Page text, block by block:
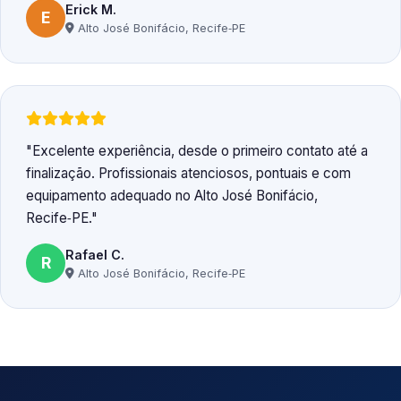
E Erick M.
Alto José Bonifácio, Recife‑PE
Excelente experiência, desde o primeiro contato até a
finalização. Profissionais atenciosos, pontuais e com
equipamento adequado no Alto José Bonifácio,
Recife‑PE.
R Rafael C.
Alto José Bonifácio, Recife‑PE